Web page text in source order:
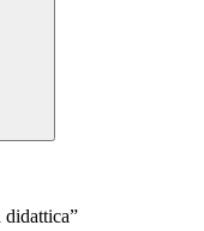
didattica”